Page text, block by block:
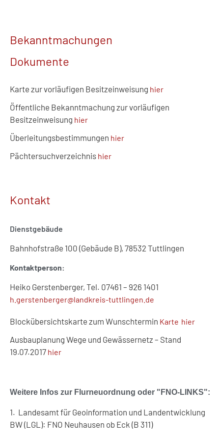
Bekanntmachungen
Dokumente
Karte zur vorläufigen Besitzeinweisung hier
Öffentliche Bekanntmachung zur vorläufigen
Besitzeinweisung hier
Überleitungsbestimmungen hier
Pächtersuchverzeichnis hier
Kontakt
Dienstgebäude
Bahnhofstraße 100 (Gebäude B), 78532 Tuttlingen
Kontaktperson:
Heiko Gerstenberger, Tel. 07461 – 926 1401
h.gerstenberger@landkreis-tuttlingen.de
Blockübersichtskarte zum Wunschtermin Karte hier
Ausbauplanung Wege und Gewässernetz – Stand
19.07.2017 hier
Weitere Infos zur Flurneuordnung oder "FNO-LINKS":
1. Landesamt für Geoinformation und Landentwicklung
BW (LGL): FNO Neuhausen ob Eck (B 311)